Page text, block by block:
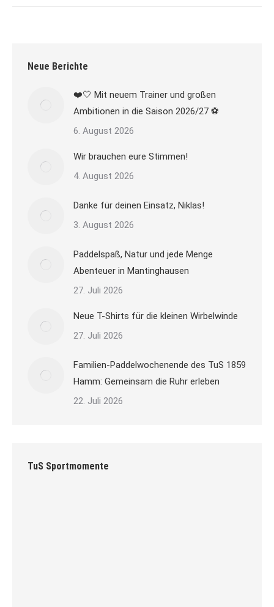
Neue Berichte
❤️🤍 Mit neuem Trainer und großen
Ambitionen in die Saison 2026/27 ⚽
6. August 2026
Wir brauchen eure Stimmen!
4. August 2026
Danke für deinen Einsatz, Niklas!
3. August 2026
Paddelspaß, Natur und jede Menge
Abenteuer in Mantinghausen
27. Juli 2026
Neue T-Shirts für die kleinen Wirbelwinde
27. Juli 2026
Familien-Paddelwochenende des TuS 1859
Hamm: Gemeinsam die Ruhr erleben
22. Juli 2026
TuS Sportmomente